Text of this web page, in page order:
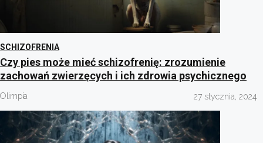
SCHIZOFRENIA
Czy pies może mieć schizofrenię: zrozumienie
zachowań zwierzęcych i ich zdrowia psychicznego
Olimpia 27 stycznia, 2024